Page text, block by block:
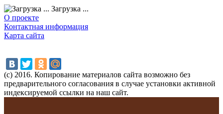
Загрузка ...
О проекте
Контактная информация
Карта сайта
(с) 2016. Копирование материалов сайта возможно без
предварительного согласования в случае установки активной
индексируемой ссылки на наш сайт.